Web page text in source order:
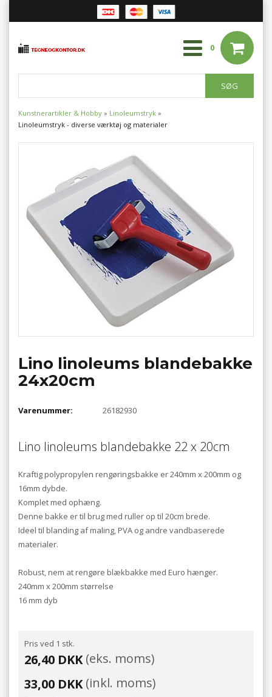
0
Kunstnerartikler & Hobby » Linoleumstryk »
Linoleumstryk - diverse værktøj og materialer
Lino linoleums blandebakke
24x20cm
Varenummer: 26182930
Lino linoleums blandebakke 22 x 20cm
Kraftig polypropylen rengøringsbakke er 240mm x 200mm og
16mm dybde.
Komplet med ophæng.
Denne bakke er til brug med ruller op til 20cm brede.
Ideel til blanding af maling, PVA og andre vandbaserede
materialer.
Robust, nem at rengøre blækbakke med Euro hænger.
240mm x 200mm størrelse
16 mm dyb
Pris ved 1 stk.
26,40 DKK(eks. moms)
33,00 DKK(inkl. moms)